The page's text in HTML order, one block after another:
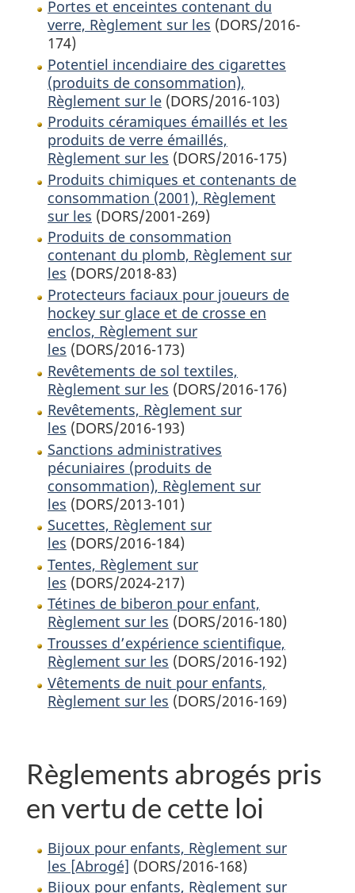
Portes et enceintes contenant du
verre, Règlement sur les (DORS/2016-
174)
Potentiel incendiaire des cigarettes
(produits de consommation),
Règlement sur le (DORS/2016-103)
Produits céramiques émaillés et les
produits de verre émaillés,
Règlement sur les (DORS/2016-175)
Produits chimiques et contenants de
consommation (2001), Règlement
sur les (DORS/2001-269)
Produits de consommation
contenant du plomb, Règlement sur
les (DORS/2018-83)
Protecteurs faciaux pour joueurs de
hockey sur glace et de crosse en
enclos, Règlement sur
les (DORS/2016-173)
Revêtements de sol textiles,
Règlement sur les (DORS/2016-176)
Revêtements, Règlement sur
les (DORS/2016-193)
Sanctions administratives
pécuniaires (produits de
consommation), Règlement sur
les (DORS/2013-101)
Sucettes, Règlement sur
les (DORS/2016-184)
Tentes, Règlement sur
les (DORS/2024-217)
Tétines de biberon pour enfant,
Règlement sur les (DORS/2016-180)
Trousses d’expérience scientifique,
Règlement sur les (DORS/2016-192)
Vêtements de nuit pour enfants,
Règlement sur les (DORS/2016-169)
Règlements abrogés pris
en vertu de cette loi
Bijoux pour enfants, Règlement sur
les [Abrogé] (DORS/2016-168)
Bijoux pour enfants, Règlement sur